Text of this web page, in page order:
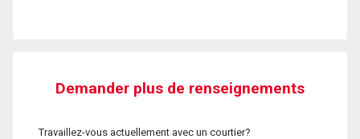
Demander plus de renseignements
Travaillez-vous actuellement avec un courtier?